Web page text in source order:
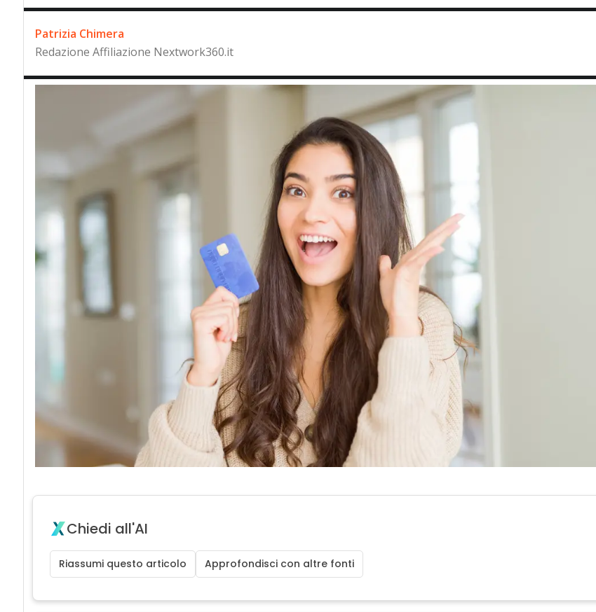
Patrizia Chimera
Redazione Affiliazione Nextwork360.it
Chiedi all'AI
Riassumi questo articolo Approfondisci con altre fonti